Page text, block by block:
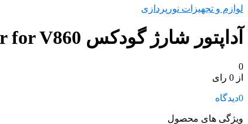
لوازم و تجهیزات نورپردازی
آداپتور شارژ گودکس Godox VC-18 Battery Charger for V860
0
از 0 رای
0دیدگاه
ویژگی های محصول